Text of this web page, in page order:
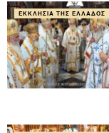
ΕΚΚΛΗΣΊΑ ΤΗΣ ΕΛΛΆΔΟΣ